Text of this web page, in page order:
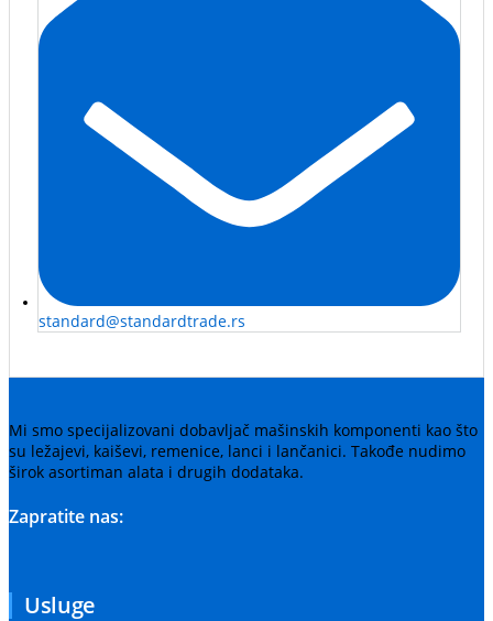
standard@standardtrade.rs
Mi smo specijalizovani dobavljač mašinskih komponenti kao što
su ležajevi, kaiševi, remenice, lanci i lančanici. Takođe nudimo
širok asortiman alata i drugih dodataka.
Zapratite nas:
Usluge